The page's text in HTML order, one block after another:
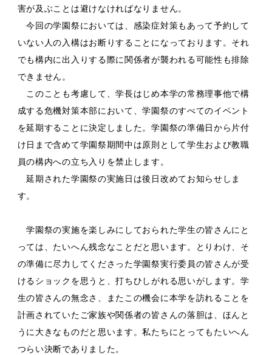
害が及ぶことは避けなければなりません。
今回の学園祭においては、感染症対策もあって予約して
いない人の入構はお断りすることになっております。それ
でも構内に出入りする際に関係者が襲われる可能性も排除
できません。
このことも考慮して、学長はじめ本学の常務理事他で構
成する危機対策本部において、学園祭のすべてのイベント
を延期することに決定しました。学園祭の準備日から片付
け日まで含めて学園祭期間中は原則として学生および教職
員の構内への立ち入りを禁止します。
延期された学園祭の実施日は後日改めてお知らせしま
す。
学園祭の実施を楽しみにしておられた学生の皆さんにと
っては、たいへん残念なことだと思います。とりわけ、そ
の準備に尽力してくださった学園祭実行委員の皆さんが受
けるショックを思うと、打ちひしがれる思いがします。学
生の皆さんの無念さ、またこの機会に本学を訪れることを
計画されていたご家族や関係者の皆さんの落胆は、ほんと
うに大きなものだと思います。私たちにとってもたいへん
つらい決断でありました。